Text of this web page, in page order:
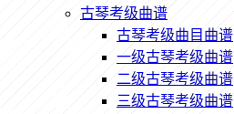
古琴考级曲谱
古琴考级曲目曲谱
一级古琴考级曲谱
二级古琴考级曲谱
三级古琴考级曲谱